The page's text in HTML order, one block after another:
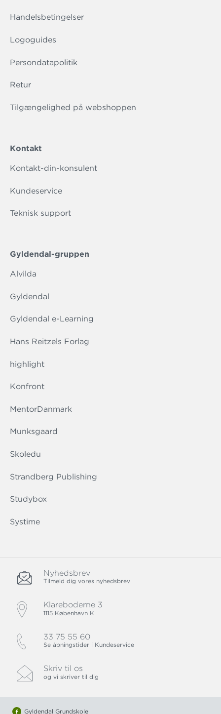
Handelsbetingelser
Logoguides
Persondatapolitik
Retur
Tilgængelighed på webshoppen
Kontakt
Kontakt-din-konsulent
Kundeservice
Teknisk support
Gyldendal-gruppen
Alvilda
Gyldendal
Gyldendal e-Learning
Hans Reitzels Forlag
highlight
Konfront
MentorDanmark
Munksgaard
Skoledu
Strandberg Publishing
Studybox
Systime
Nyhedsbrev
Tilmeld dig vores nyhedsbrev
Klareboderne 3
1115 København K
33 75 55 60
Se åbningstider i Kundeservice
Skriv til os
og vi skriver til dig
Gyldendal Grundskole